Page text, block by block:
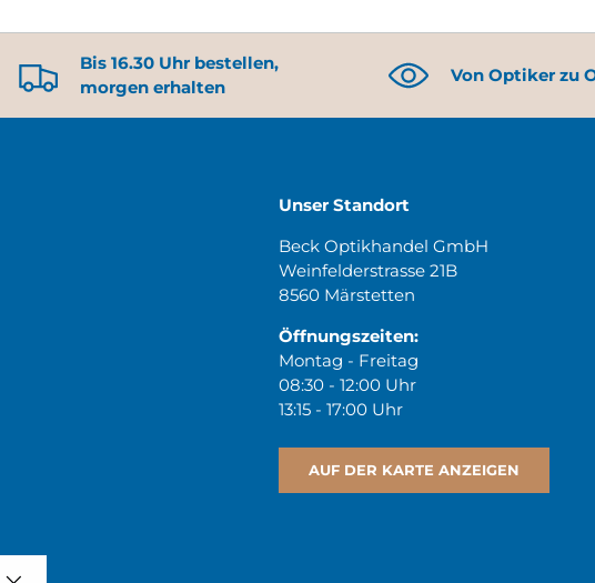
Bis 16.30 Uhr bestellen,
morgen erhalten
Von Optiker zu
Unser Standort
Beck Optikhandel GmbH
Weinfelderstrasse 21B
8560 Märstetten
Öffnungszeiten:
Montag - Freitag
08:30 - 12:00 Uhr
13:15 - 17:00 Uhr
AUF DER KARTE ANZEIGEN